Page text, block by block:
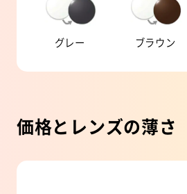
グレー ブラウン
価格とレンズの薄さ